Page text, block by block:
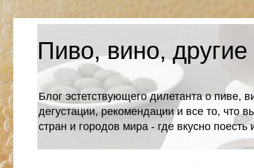
Пиво, вино,
Блог эстетствующего дилетанта о пиве,
дегустации, рекомендации и все то, что
стран и городов мира - где вкусно